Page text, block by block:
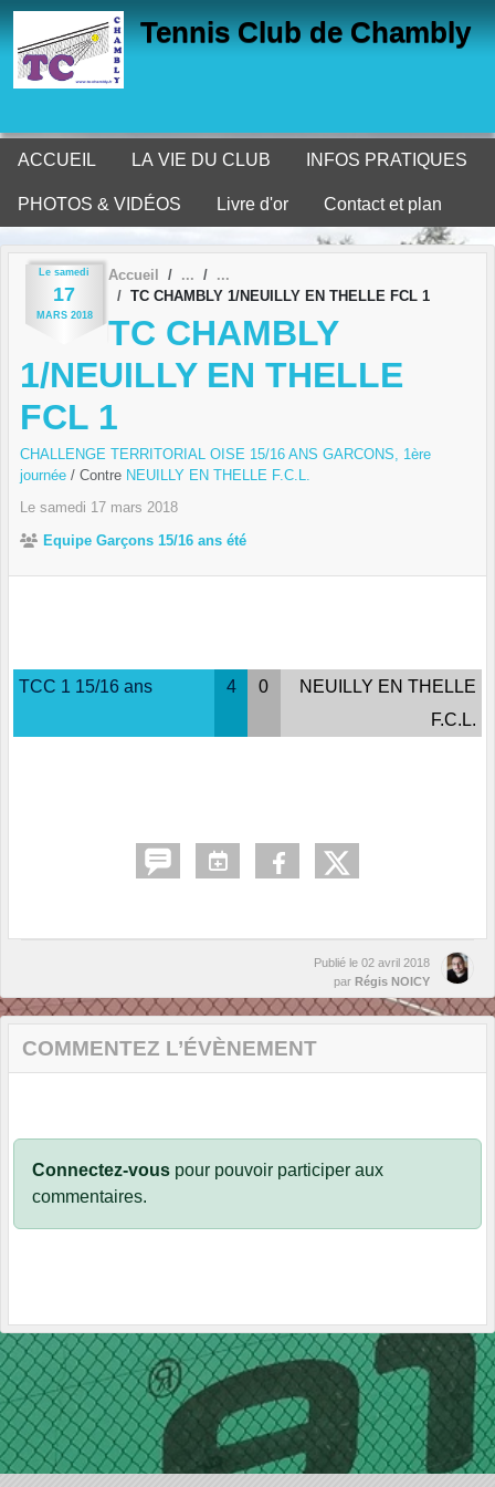
Tennis Club de Chambly
ACCUEIL LA VIE DU CLUB INFOS PRATIQUES
PHOTOS & VIDÉOS Livre d'or Contact et plan
Le samedi
17
MARS 2018
Accueil
TC CHAMBLY 1/NEUILLY EN THELLE FCL 1
TC CHAMBLY
1/NEUILLY EN THELLE
FCL 1
CHALLENGE TERRITORIAL OISE 15/16 ANS GARCONS, 1ère
journée / Contre NEUILLY EN THELLE F.C.L.
Le samedi 17 mars 2018
Equipe Garçons 15/16 ans été
TCC 1 15/16 ans 4 0
NEUILLY EN THELLE
F.C.L.
Publié le 02 avril 2018
par Régis NOICY
COMMENTEZ L’ÉVÈNEMENT
Connectez-vous pour pouvoir participer aux
commentaires.
Panneau de gestion des cookies